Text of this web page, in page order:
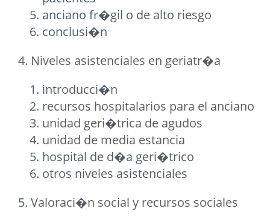
anciano fr�gil o de alto riesgo
conclusi�n
4. Niveles asistenciales en geriatr�a
introducci�n
recursos hospitalarios para el anciano
unidad geri�trica de agudos
unidad de media estancia
hospital de d�a geri�trico
otros niveles asistenciales
5. Valoraci�n social y recursos sociales